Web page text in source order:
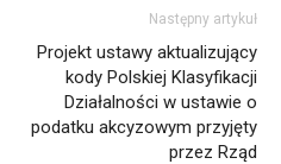
Następny artykuł
Projekt ustawy aktualizujący
kody Polskiej Klasyfikacji
Działalności w ustawie o
podatku akcyzowym przyjęty
przez Rząd